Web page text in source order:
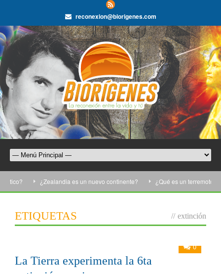
reconexion@biorigenes.com
¿Zealandia es un nuevo continente? ¿Qué es un terremoto?
ETIQUETAS // extinción
0
La Tierra experimenta la 6ta